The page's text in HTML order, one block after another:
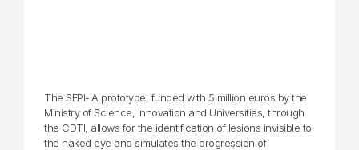
The SEPI-IA prototype, funded with 5 million euros by the
Ministry of Science, Innovation and Universities, through
the CDTI, allows for the identification of lesions invisible to
the naked eye and simulates the progression of